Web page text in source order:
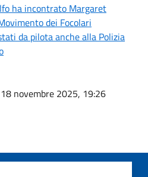
ha incontrato Margaret
dei Focolari
da pilota anche alla Polizia
novembre 2025, 19:26